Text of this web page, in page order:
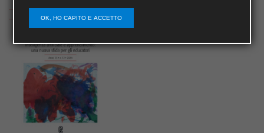
OK, HO CAPITO E ACCETTO